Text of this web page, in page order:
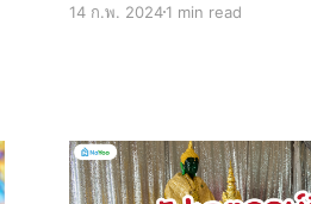
ดำเนินไปด้วยความรุ่งโรจ ป
14 ก.พ. 20241 min read